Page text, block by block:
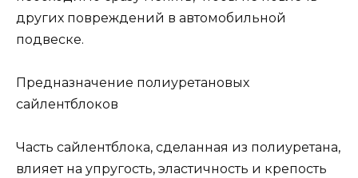
других повреждений в автомобильной
подвеске.
Предназначение полиуретановых
сайлентблоков
Часть сайлентблока, сделанная из полиуретана,
влияет на упругость, эластичность и крепость